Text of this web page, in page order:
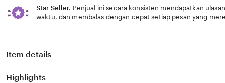
Star Seller. Penjual ini secara konsisten mendapatkan
waktu, dan membalas dengan cepat setiap pesan yang
Item details
Highlights